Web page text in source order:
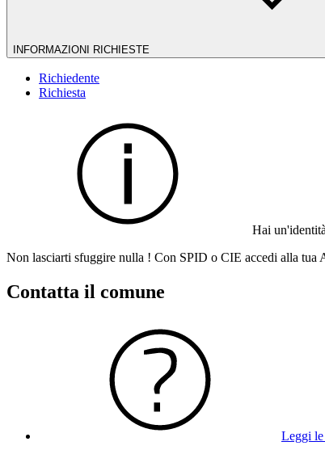
INFORMAZIONI RICHIESTE
Richiedente
Richiesta
Hai
Non lasciarti sfuggire nulla ! Con SPID o CIE accedi alla tua
Contatta il comune
Leggi le